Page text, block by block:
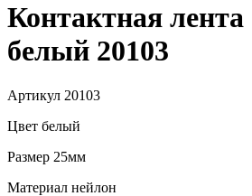
Контактная
белый 20103
Артикул 20103
Цвет белый
Размер 25мм
Материал нейлон